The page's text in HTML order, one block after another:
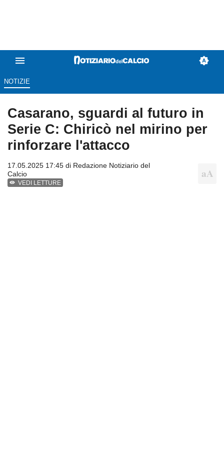
NOTIZIE
Casarano, sguardi al futuro in
Serie C: Chiricò nel mirino per
rinforzare l'attacco
17.05.2025 17:45 di Redazione Notiziario del
Calcio
VEDI LETTURE